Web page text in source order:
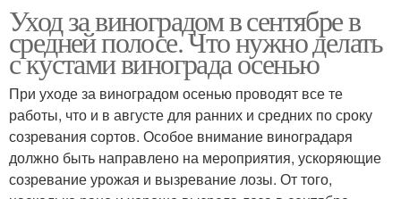
Уход за виноградом в сентябре в
средней полосе. Что нужно делать
с кустами винограда осенью
При уходе за виноградом осенью проводят все те
работы, что и в августе для ранних и средних по сроку
созревания сортов. Особое внимание виноградаря
должно быть направлено на мероприятия, ускоряющие
созревание урожая и вызревание лозы. От того,